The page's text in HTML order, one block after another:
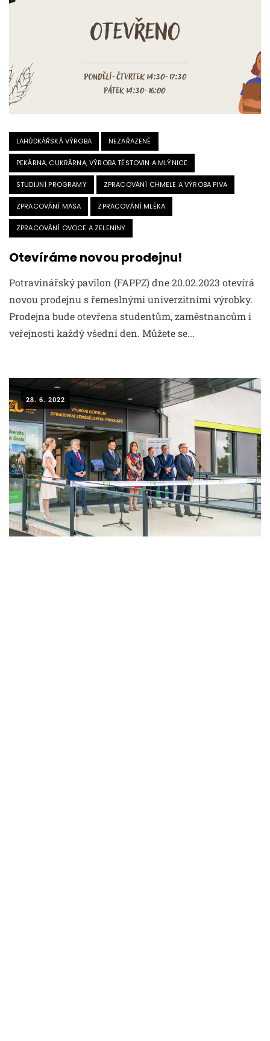
LAHŮDKÁŘSKÁ VÝROBA NEZAŘAZENÉ
PEKÁRNA, CUKRÁRNA, VÝROBA TĚSTOVIN A MLÝNICE
STUDIJNÍ PROGRAMY ZPRACOVÁNÍ CHMELE A VÝROBA PIVA
ZPRACOVÁNÍ MASA ZPRACOVÁNÍ MLÉKA
ZPRACOVÁNÍ OVOCE A ZELENINY
Otevíráme novou prodejnu!
Potravinářský pavilon (FAPPZ) dne 20.02.2023 otevírá
novou prodejnu s řemeslnými univerzitními výrobky.
Prodejna bude otevřena studentům, zaměstnancům i
veřejnosti každý všední den. Můžete se...
28. 6. 2022